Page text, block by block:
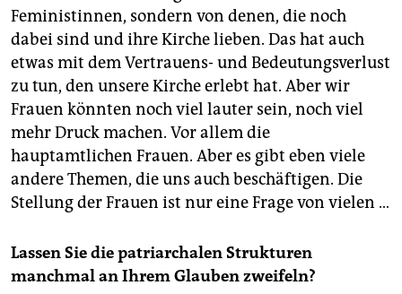
Feministinnen, sondern von denen, die noch
dabei sind und ihre Kirche lieben. Das hat auch
etwas mit dem Vertrauens- und Bedeutungsverlust
zu tun, den unsere Kirche erlebt hat. Aber wir
Frauen könnten noch viel lauter sein, noch viel
mehr Druck machen. Vor allem die
hauptamtlichen Frauen. Aber es gibt eben viele
andere Themen, die uns auch beschäftigen. Die
Stellung der Frauen ist nur eine Frage von vielen …
Lassen Sie die patriarchalen Strukturen
manchmal an Ihrem Glauben zweifeln?